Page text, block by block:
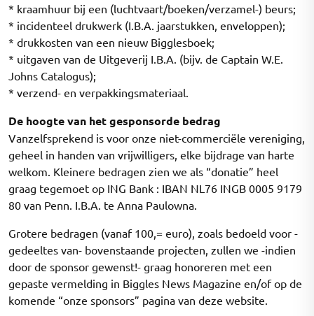
* kraamhuur bij een (luchtvaart/boeken/verzamel-) beurs;
* incidenteel drukwerk (I.B.A. jaarstukken, enveloppen);
* drukkosten van een nieuw Bigglesboek;
* uitgaven van de Uitgeverij I.B.A. (bijv. de Captain W.E.
Johns Catalogus);
* verzend- en verpakkingsmateriaal.
De hoogte van het gesponsorde bedrag
Vanzelfsprekend is voor onze niet-commerciële vereniging,
geheel in handen van vrijwilligers, elke bijdrage van harte
welkom. Kleinere bedragen zien we als “donatie” heel
graag tegemoet op ING Bank : IBAN NL76 INGB 0005 9179
80 van Penn. I.B.A. te Anna Paulowna.
Grotere bedragen (vanaf 100,= euro), zoals bedoeld voor -
gedeeltes van- bovenstaande projecten, zullen we -indien
door de sponsor gewenst!- graag honoreren met een
gepaste vermelding in Biggles News Magazine en/of op de
komende “onze sponsors” pagina van deze website.